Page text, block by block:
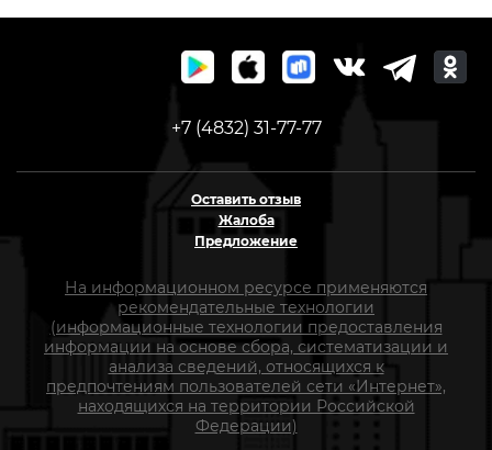
+7 (4832) 31-77-77
Оставить отзыв
Жалоба
Предложение
На информационном ресурсе применяются
рекомендательные технологии
(информационные технологии предоставления
информации на основе сбора, систематизации и
анализа сведений, относящихся к
предпочтениям пользователей сети «Интернет»,
находящихся на территории Российской
Федерации)